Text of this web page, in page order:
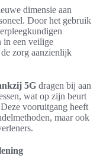
dimensie aan
Door het gebruik
in een veilige
zorg aanzienlijk
5G dragen bij aan
wat op zijn beurt
vooruitgang heeft
maar ook